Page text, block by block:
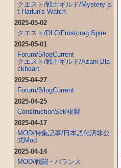
クエスト/戦士ギルド/Mystery a
t Harlun's Watch
2025-05-02
クエスト/DLC/Frostcrag Spire
2025-05-01
Forum/5/logCurrent
クエスト/戦士ギルド/Azani Bla
ckheart
2025-04-27
Forum/3/logCurrent
2025-04-25
ConstructionSet/複製
2025-04-17
MOD/特集記事/日本語化済非公
式Mod
2025-04-14
MOD/戦闘・バランス